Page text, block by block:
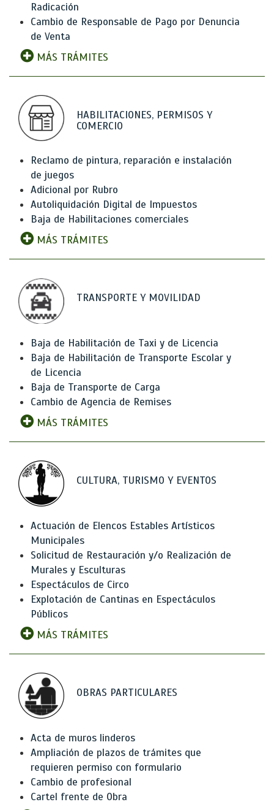
Radicación
Cambio de Responsable de Pago por Denuncia
de Venta
MÁS TRÁMITES
HABILITACIONES, PERMISOS Y
COMERCIO
Reclamo de pintura, reparación e instalación
de juegos
Adicional por Rubro
Autoliquidación Digital de Impuestos
Baja de Habilitaciones comerciales
MÁS TRÁMITES
TRANSPORTE Y MOVILIDAD
Baja de Habilitación de Taxi y de Licencia
Baja de Habilitación de Transporte Escolar y
de Licencia
Baja de Transporte de Carga
Cambio de Agencia de Remises
MÁS TRÁMITES
CULTURA, TURISMO Y EVENTOS
Actuación de Elencos Estables Artísticos
Municipales
Solicitud de Restauración y/o Realización de
Murales y Esculturas
Espectáculos de Circo
Explotación de Cantinas en Espectáculos
Públicos
MÁS TRÁMITES
OBRAS PARTICULARES
Acta de muros linderos
Ampliación de plazos de trámites que
requieren permiso con formulario
Cambio de profesional
Cartel frente de Obra